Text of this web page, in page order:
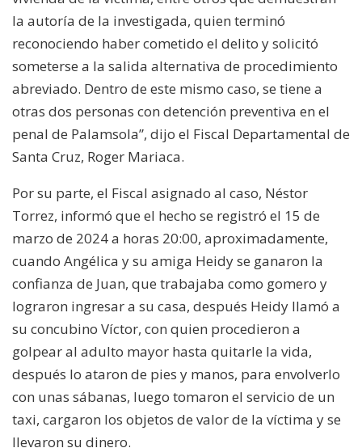
la autoría de la investigada, quien terminó
reconociendo haber cometido el delito y solicitó
someterse a la salida alternativa de procedimiento
abreviado. Dentro de este mismo caso, se tiene a
otras dos personas con detención preventiva en el
penal de Palamsola”, dijo el Fiscal Departamental de
Santa Cruz, Roger Mariaca.
Por su parte, el Fiscal asignado al caso, Néstor
Torrez, informó que el hecho se registró el 15 de
marzo de 2024 a horas 20:00, aproximadamente,
cuando Angélica y su amiga Heidy se ganaron la
confianza de Juan, que trabajaba como gomero y
lograron ingresar a su casa, después Heidy llamó a
su concubino Víctor, con quien procedieron a
golpear al adulto mayor hasta quitarle la vida,
después lo ataron de pies y manos, para envolverlo
con unas sábanas, luego tomaron el servicio de un
taxi, cargaron los objetos de valor de la víctima y se
llevaron su dinero.